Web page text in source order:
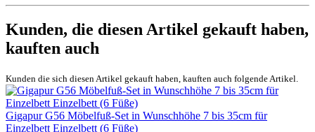
Kunden, die diesen Artikel gekauft haben,
kauften auch
Kunden die sich diesen Artikel gekauft haben, kauften auch folgende Artikel.
Gigapur G56 Möbelfuß-Set in Wunschhöhe 7 bis 35cm für
Einzelbett Einzelbett (6 Füße)